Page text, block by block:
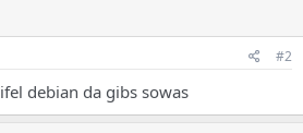
#2
debian da gibs sowas